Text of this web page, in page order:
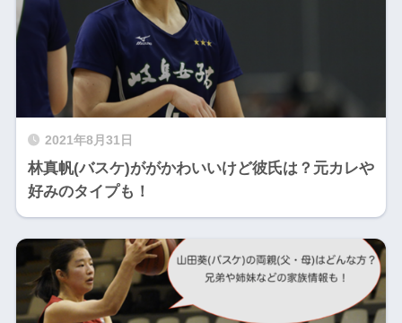
2021年8月31日
林真帆(バスケ)ががかわいいけど彼氏は？元カレや
好みのタイプも！